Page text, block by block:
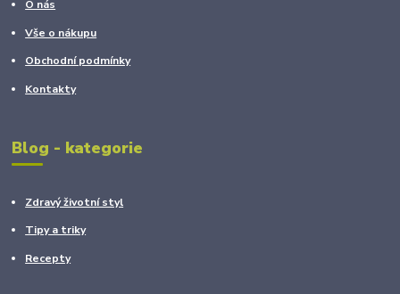
O nás
Vše o nákupu
Obchodní podmínky
Kontakty
Blog - kategorie
Zdravý životní styl
Tipy a triky
Recepty